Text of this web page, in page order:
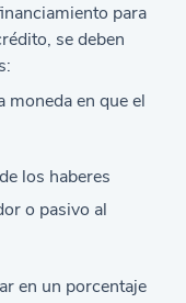
para
se deben
moneda en que el
los haberes
o pasivo al
en un porcentaje